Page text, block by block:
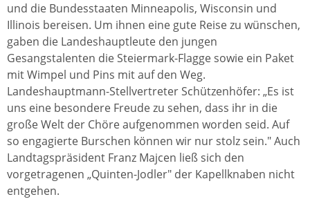
und die Bundesstaaten Minneapolis, Wisconsin und
Illinois bereisen. Um ihnen eine gute Reise zu wünschen,
gaben die Landeshauptleute den jungen
Gesangstalenten die Steiermark-Flagge sowie ein Paket
mit Wimpel und Pins mit auf den Weg.
Landeshauptmann-Stellvertreter Schützenhöfer: „Es ist
uns eine besondere Freude zu sehen, dass ihr in die
große Welt der Chöre aufgenommen worden seid. Auf
so engagierte Burschen können wir nur stolz sein." Auch
Landtagspräsident Franz Majcen ließ sich den
vorgetragenen „Quinten-Jodler" der Kapellknaben nicht
entgehen.